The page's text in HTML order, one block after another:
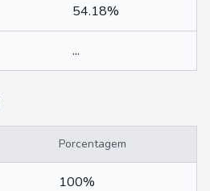
54.18%
...
Porcentagem
100%